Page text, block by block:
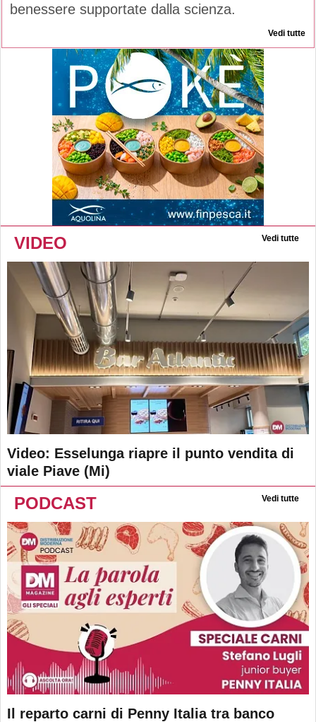
benessere supportate dalla scienza.
Vedi tutte
VIDEO Vedi tutte
Video: Esselunga riapre il punto vendita di
viale Piave (Mi)
PODCAST Vedi tutte
Il reparto carni di Penny Italia tra banco